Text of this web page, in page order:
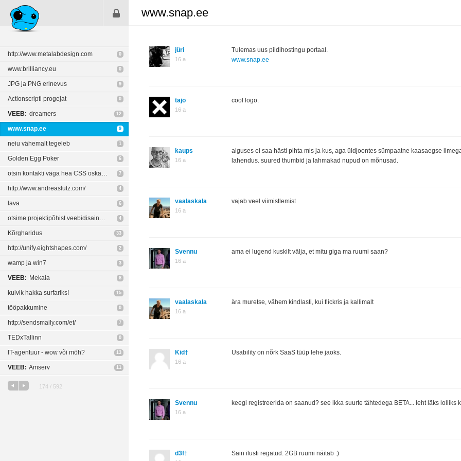
http://www.metalabdesign.com 0
www.brilliancy.eu 0
JPG ja PNG erinevus 9
Actionscripti progejat 0
VEEB: dreamers 12
www.snap.ee 9
neiu vähemalt tegeleb 1
Golden Egg Poker 6
otsin kontakti väga hea CSS oskajaga 7
http://www.andreaslutz.com/ 4
lava 6
otsime projektipõhist veebidisainerit! 4
Kõrgharidus 33
http://unify.eightshapes.com/ 2
wamp ja win7 3
VEEB: Mekaia 8
kuivik hakka surfariks! 15
tööpakkumine 0
http://sendsmaily.com/et/ 7
TEDxTallinn 0
IT-agentuur - wow või möh? 13
VEEB: Amserv 11
174 / 592
www.snap.ee
jüri
16 a
Tulemas uus pildihostingu portaal.
www.snap.ee
tajo
16 a
cool logo.
kaups
16 a
alguses ei saa hästi pihta mis ja kus, aga üldjoontes sümpaatne kaasaegse
lahendus. suured thumbid ja lahmakad nupud on mõnusad.
vaalaskala
16 a
vajab veel viimistlemist
Svennu
16 a
ama ei lugend kuskilt välja, et mitu giga ma ruumi saan?
vaalaskala
16 a
ära muretse, vähem kindlasti, kui flickris ja kallimalt
Kid†
16 a
Usability on nõrk SaaS tüüp lehe jaoks.
Svennu
16 a
keegi registreerida on saanud? see ikka suurte tähtedega BETA... leht läks lolliks
d3f† Sain ilusti regatud. 2GB ruumi näitab :)